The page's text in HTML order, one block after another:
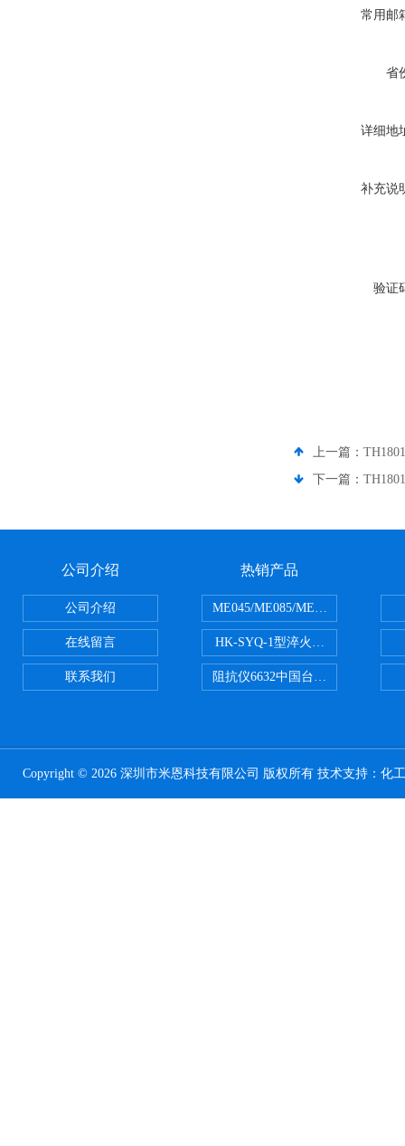
常用邮
省
详细地
补充说
验证
上一篇：
下一篇：
公司介绍
公司介绍
在线留言
联系我们
热销产品
ME045/ME085/ME150ME系列
HK-SYQ-1型淬火介质冷却性能测
阻抗仪6632中国台湾益和
Copyright © 2026 深圳市米恩科技有限公司 版权所有 技术支持： 化